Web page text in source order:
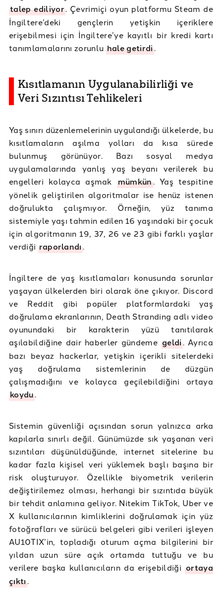
talep ediliyor. Çevrimiçi oyun platformu Steam de
İngiltere’deki gençlerin yetişkin içeriklere
erişebilmesi için İngiltere’ye kayıtlı bir kredi kartı
tanımlamalarını zorunlu hale getirdi.
Kısıtlamanın Uygulanabilirliği ve
Veri Sızıntısı Tehlikeleri
Yaş sınırı düzenlemelerinin uygulandığı ülkelerde, bu
kısıtlamaların aşılma yolları da kısa sürede
bulunmuş görünüyor. Bazı sosyal medya
uygulamalarında yanlış yaş beyanı verilerek bu
engelleri kolayca aşmak mümkün. Yaş tespitine
yönelik geliştirilen algoritmalar ise henüz istenen
doğrulukta çalışmıyor. Örneğin, yüz tanıma
sistemiyle yaşı tahmin edilen 16 yaşındaki bir çocuk
için algoritmanın 19, 37, 26 ve 23 gibi farklı yaşlar
verdiği raporlandı.
İngiltere de yaş kısıtlamaları konusunda sorunlar
yaşayan ülkelerden biri olarak öne çıkıyor. Discord
ve Reddit gibi popüler platformlardaki yaş
doğrulama ekranlarının, Death Stranding adlı video
oyunundaki bir karakterin yüzü tanıtılarak
aşılabildiğine dair haberler gündemegeldi. Ayrıca
bazı beyaz hackerlar, yetişkin içerikli sitelerdeki
yaş doğrulama sistemlerinin de düzgün
çalışmadığını ve kolayca geçilebildiğini ortaya
koydu.
Sistemin güvenliği açısından sorun yalnızca arka
kapılarla sınırlı değil. Günümüzde sık yaşanan veri
sızıntıları düşünüldüğünde, internet sitelerine bu
kadar fazla kişisel veri yüklemek başlı başına bir
risk oluşturuyor. Özellikle biyometrik verilerin
değiştirilemez olması, herhangi bir sızıntıda büyük
bir tehdit anlamına geliyor. Nitekim TikTok, Uber ve
X kullanıcılarının kimliklerini doğrulamak için yüz
fotoğrafları ve sürücü belgeleri gibi verileri işleyen
AU10TIX’in, topladığı oturum açma bilgilerini bir
yıldan uzun süre açık ortamda tuttuğu ve bu
verilere başka kullanıcıların da erişebildiğiortaya
çıktı.